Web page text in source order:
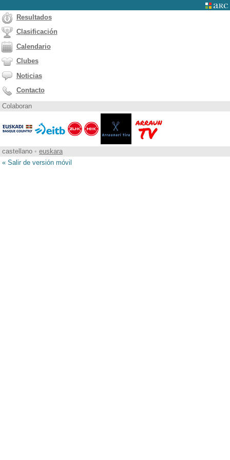
Resultados
Clasificación
Calendario
Clubes
Noticias
Contacto
Colaboran
castellano • euskara
« Salir de versión móvil